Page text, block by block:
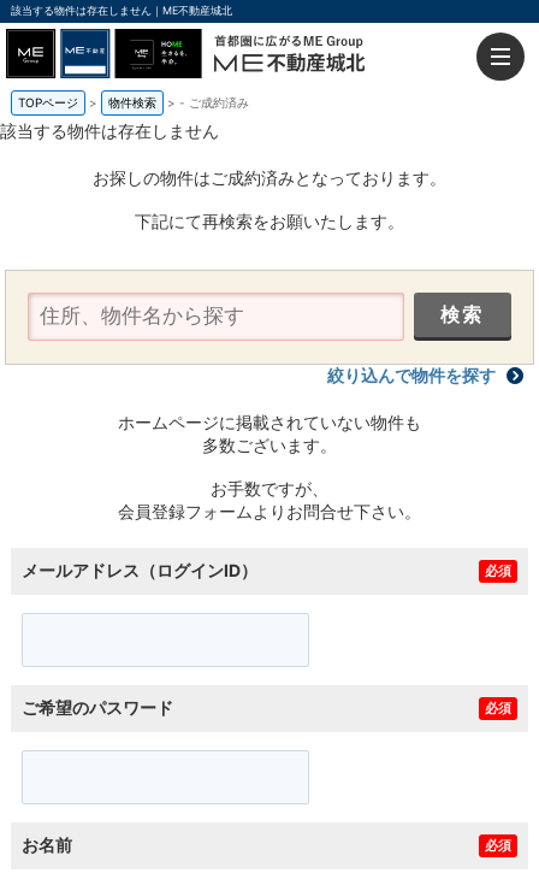
該当する物件は存在しません｜ME不動産城北
TOPページ 物件検索 - ご成約済み
該当する物件は存在しません
お探しの物件はご成約済みとなっております。
下記にて再検索をお願いたします。
絞り込んで物件を探す
ホームページに掲載されていない物件も
多数ございます。
お手数ですが、
会員登録フォームよりお問合せ下さい。
メールアドレス（ログインID） 必須
ご希望のパスワード 必須
お名前 必須